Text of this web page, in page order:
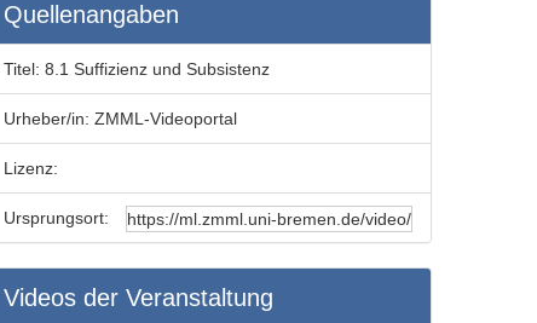
Quellenangaben
Titel: 8.1 Suffizienz und Subsistenz
Urheber/in: ZMML-Videoportal
Lizenz:
Ursprungsort:
Videos der Veranstaltung